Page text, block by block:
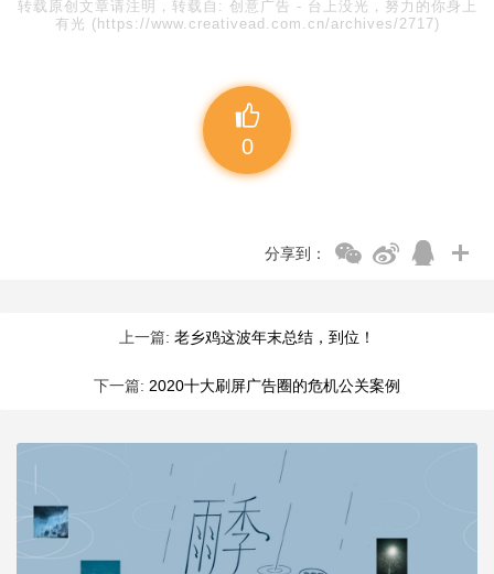
转载原创文章请注明，转载自: 创意广告 - 台上没光，努力的你身上
有光 ​ (https://www.creativead.com.cn/archives/2717)
0
分享到：
上一篇: 老乡鸡这波年末总结，到位！
下一篇: 2020十大刷屏广告圈的危机公关案例